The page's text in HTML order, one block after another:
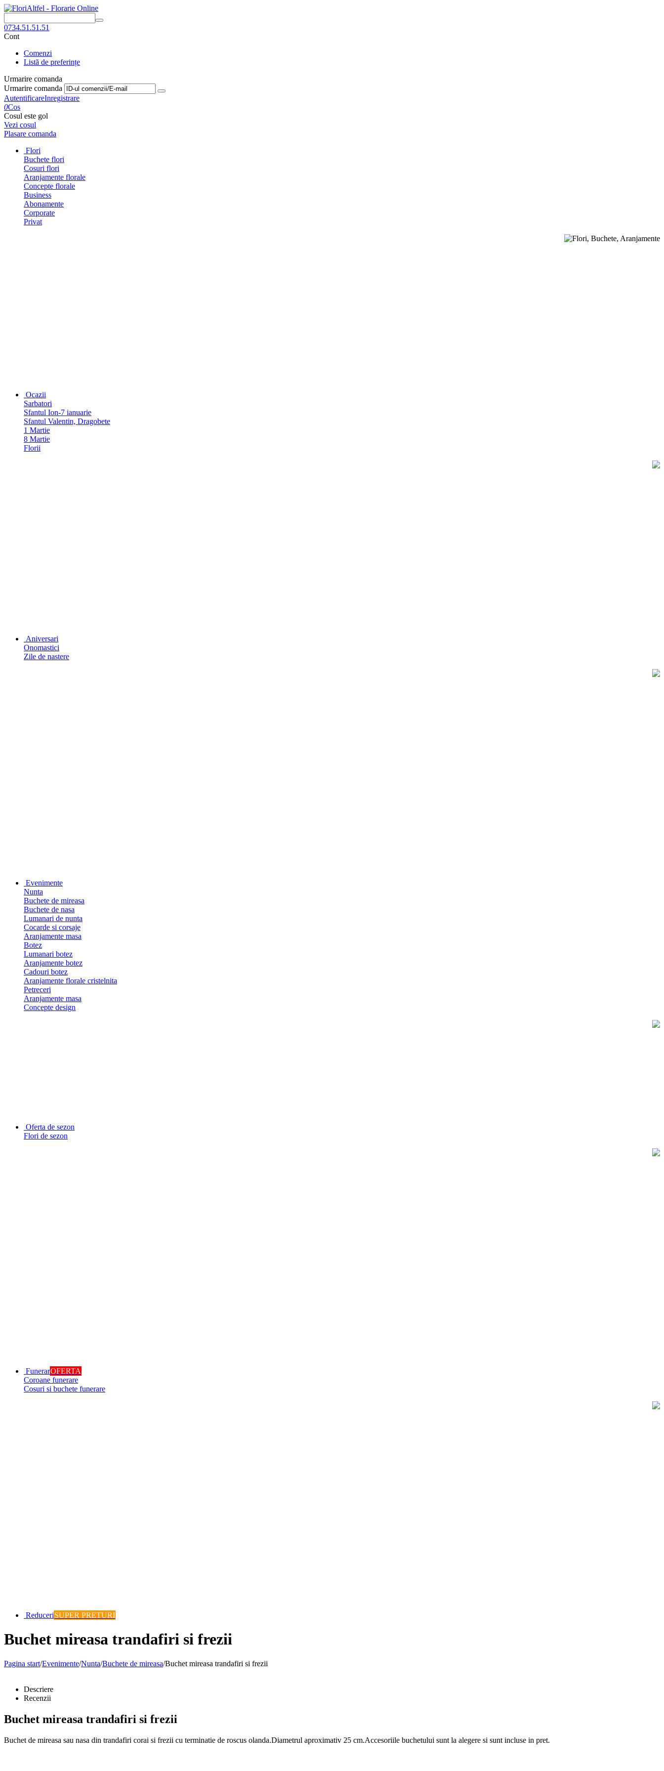
0734.51.51.51
Cont
Comenzi
Listă de preferințe
Urmarire comanda
Urmarire comanda
AutentificareInregistrare
0Cos
Cosul este gol
Vezi cosul
Plasare comanda
Flori
Buchete flori
Cosuri flori
Aranjamente florale
Concepte florale
Business
Abonamente
Corporate
Privat
Ocazii
Sarbatori
Sfantul Ion-7 ianuarie
Sfantul Valentin, Dragobete
1 Martie
8 Martie
Florii
Aniversari
Onomastici
Zile de nastere
Evenimente
Nunta
Buchete de mireasa
Buchete de nasa
Lumanari de nunta
Cocarde si corsaje
Aranjamente masa
Botez
Lumanari botez
Aranjamente botez
Cadouri botez
Aranjamente florale cristelnita
Petreceri
Aranjamente masa
Concepte design
Oferta de sezon
Flori de sezon
FunerarOFERTA
Coroane funerare
Cosuri si buchete funerare
ReduceriSUPER PRETURI
Buchet mireasa trandafiri si frezii
Pagina start/Evenimente/Nunta/Buchete de mireasa/Buchet mireasa trandafiri si frezii
Descriere
Recenzii
Buchet mireasa trandafiri si frezii
Buchet de mireasa sau nasa din trandafiri corai si frezii cu terminatie de roscus olanda.Diametrul aproximativ 25 cm.Accesoriile buchetului sunt la alegere si sunt incluse in pret.